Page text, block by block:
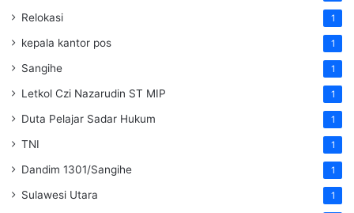
Relokasi 1
kepala kantor pos 1
Sangihe 1
Letkol Czi Nazarudin ST MIP 1
Duta Pelajar Sadar Hukum 1
TNI 1
Dandim 1301/Sangihe 1
Sulawesi Utara 1